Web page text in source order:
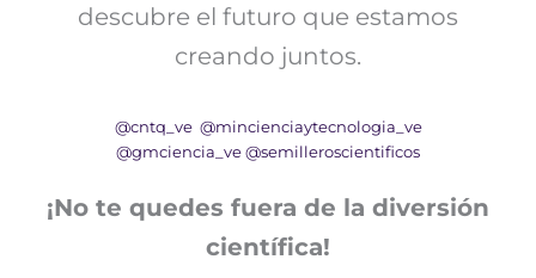
descubre el futuro que estamos
creando juntos.
@cntq_ve @mincienciaytecnologia_ve
@gmciencia_ve @semilleroscientificos
¡No te quedes fuera de la diversión
científica!